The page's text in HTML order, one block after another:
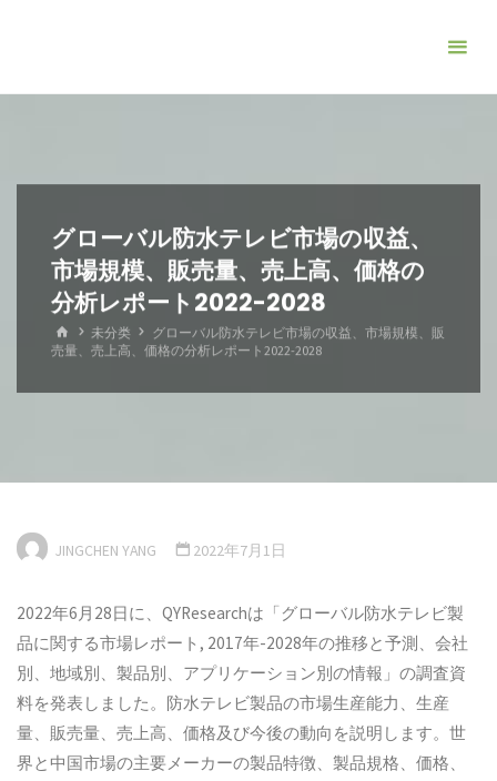
グローバル防水テレビ市場の収益、
市場規模、販売量、売上高、価格の
分析レポート2022-2028
ホ
ー
未分类
グローバル防水テレビ市場の収益、市場規模、販
売量、売上高、価格の分析レポート2022-2028
JINGCHEN YANG 2022年7月1日
2022年6月28日に、QYResearchは「グローバル防水テレビ製
品に関する市場レポート, 2017年-2028年の推移と予測、会社
別、地域別、製品別、アプリケーション別の情報」の調査資
料を発表しました。防水テレビ製品の市場生産能力、生産
量、販売量、売上高、価格及び今後の動向を説明します。世
界と中国市場の主要メーカーの製品特徴、製品規格、価格、